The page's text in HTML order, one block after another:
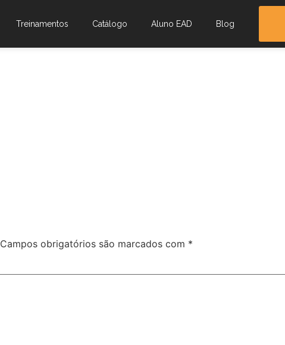
Treinamentos Catálogo Aluno EAD Blog
Campos obrigatórios são marcados com *